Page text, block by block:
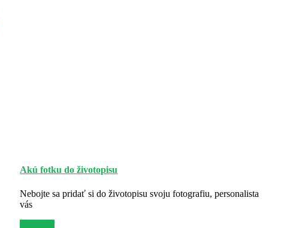
Akú fotku do životopisu
Nebojte sa pridať si do životopisu svoju fotografiu, personalista
vás